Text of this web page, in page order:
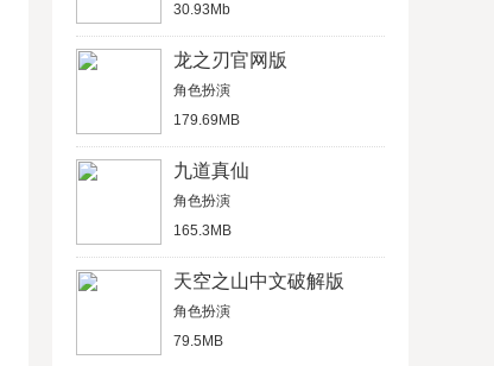
30.93Mb
龙之刃官网版
角色扮演
179.69MB
九道真仙
角色扮演
165.3MB
天空之山中文破解版
角色扮演
79.5MB